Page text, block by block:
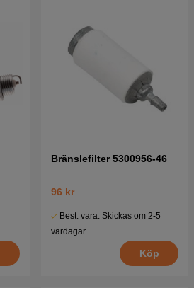
Bränslefilter 5300956-46
96 kr
Best. vara. Skickas om 2-5
vardagar
Köp